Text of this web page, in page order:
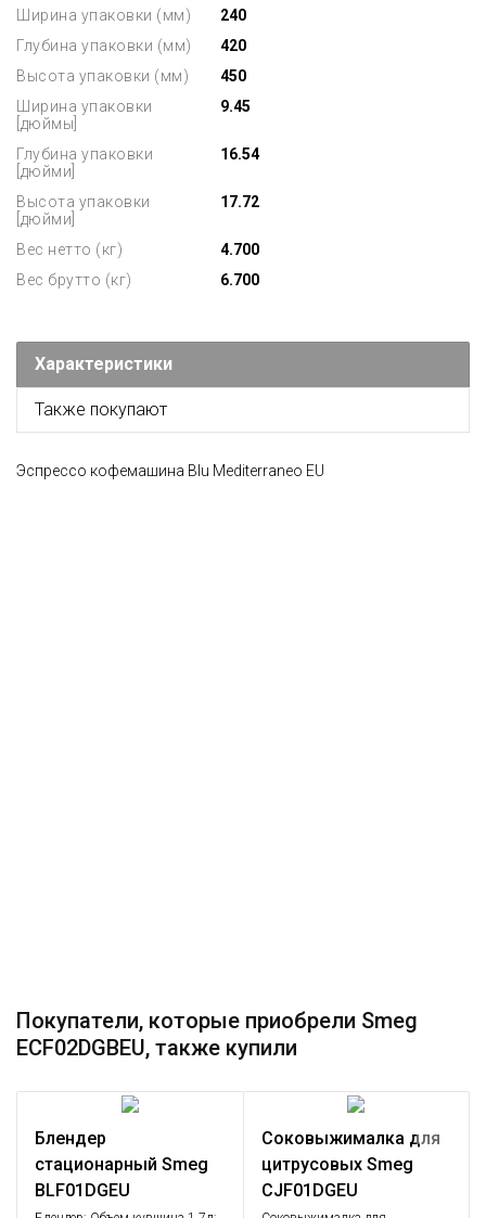
Ширина упаковки (мм)
240
Глубина упаковки (мм)
420
Высота упаковки (мм)
450
Ширина упаковки
[дюймы]
9.45
Глубина упаковки
[дюйми]
16.54
Высота упаковки
[дюйми]
17.72
Вес нетто (кг)
4.700
Вес брутто (кг)
6.700
Характеристики
Также покупают
Эспрессо кофемашина Blu Mediterraneo EU
Покупатели, которые приобрели Smeg
ECF02DGBEU, также купили
Блендер
стационарный Smeg
BLF01DGEU
Соковыжималка для
цитрусовых Smeg
CJF01DGEU